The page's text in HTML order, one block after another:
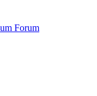
Forum